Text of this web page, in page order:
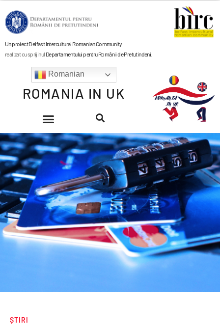
Romanian
ROMANIA IN UK
Un proiect Belfast Intercultural Romanian Community
realizat cu sprijinul Departamentului pentru Românii de Pretutindeni
ȘTIRI